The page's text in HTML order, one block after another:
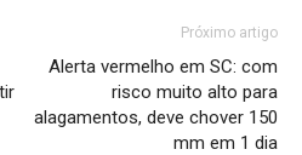
Próximo artigo
Alerta vermelho em SC: com
risco muito alto para
alagamentos, deve chover 150
mm em 1 dia